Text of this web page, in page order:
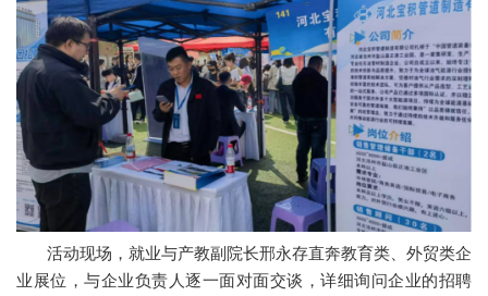
活动现场，就业与产教副院长邢永存直奔教育类、外贸类企
业展位，与企业负责人逐一面对面交谈，详细询问企业的招聘